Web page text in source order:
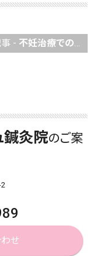
- 不妊治療での心配に悩まされた時！その脱出法とは？
鍼灸院のご案
せ